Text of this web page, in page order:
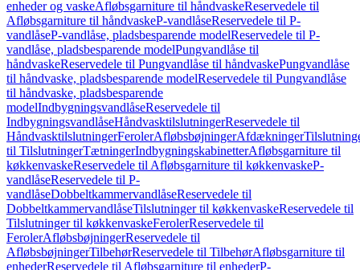
enheder og vaskeAfløbsgarniture til håndvaskeReservedele til
Afløbsgarniture til håndvaskeP-vandlåseReservedele til P-
vandlåseP-vandlåse, pladsbesparende modelReservedele til P-
vandlåse, pladsbesparende modelPungvandlåse til
håndvaskeReservedele til Pungvandlåse til håndvaskePungvandlåse
til håndvaske, pladsbesparende modelReservedele til Pungvandlåse
til håndvaske, pladsbesparende
modelIndbygningsvandlåseReservedele til
IndbygningsvandlåseHåndvasktilslutningerReservedele til
HåndvasktilslutningerFerolerAfløbsbøjningerAfdækninger
til TilslutningerTætningerIndbygningskabinetterAfløbsgarniture til
køkkenvaskeReservedele til Afløbsgarniture til køkkenvaskeP-
vandlåseReservedele til P-
vandlåseDobbeltkammervandlåseReservedele til
DobbeltkammervandlåseTilslutninger til køkkenvaskeReservedele til
Tilslutninger til køkkenvaskeFerolerReservedele til
FerolerAfløbsbøjningerReservedele til
AfløbsbøjningerTilbehørReservedele til TilbehørAfløbsgarniture til
enhederReservedele til Afløbsgarniture til enhederP-